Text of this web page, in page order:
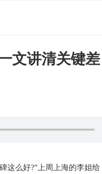
文讲清关键差
这么好?”上周上海的李姐给